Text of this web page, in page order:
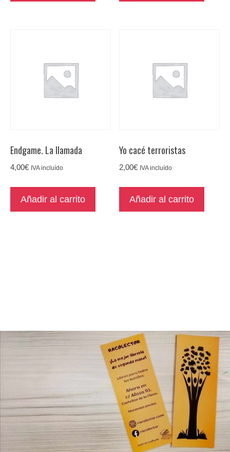
Endgame. La llamada
4,00€ IVA incluído
Añadir al carrito
Yo cacé terroristas
2,00€ IVA incluído
Añadir al carrito